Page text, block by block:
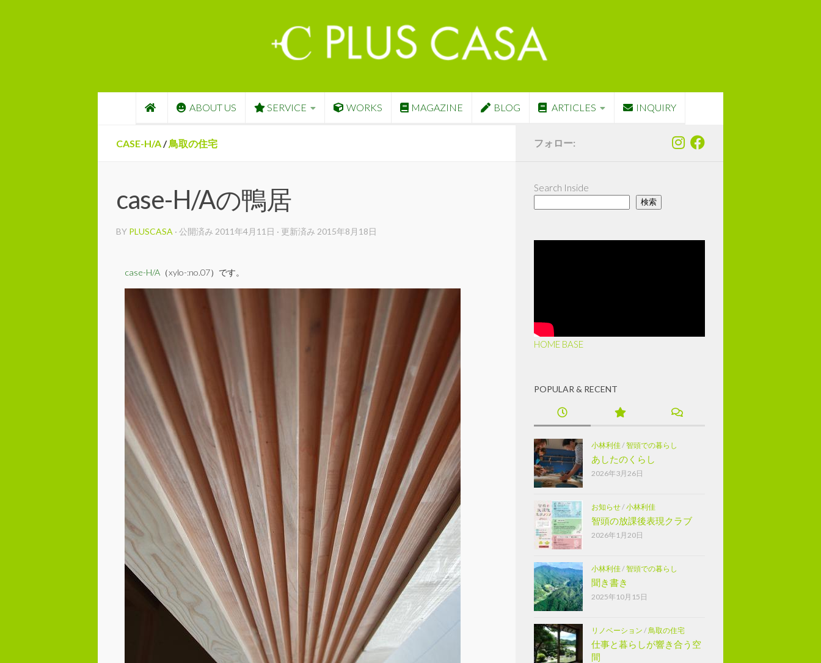
ABOUT US SERVICE WORKS MAGAZINE BLOG ARTICLES INQUIRY
CASE-H/A/鳥取の住宅
case-H/Aの鴨居
BY PLUSCASA · 公開済み 2011年4月11日 · 更新済み 2015年8月18日
case-H/A （xylo-:no.07）です。
フォロー:
Search Inside
検索
HOME BASE
POPULAR & RECENT
小林利佳/智頭での暮らし
あしたのくらし
2026年3月26日
お知らせ/小林利佳
智頭の放課後表現クラブ
2026年1月20日
小林利佳/智頭での暮らし
聞き書き
2025年10月15日
リノベーション / 鳥取の住宅
仕事と暮らしが響き合う空
間